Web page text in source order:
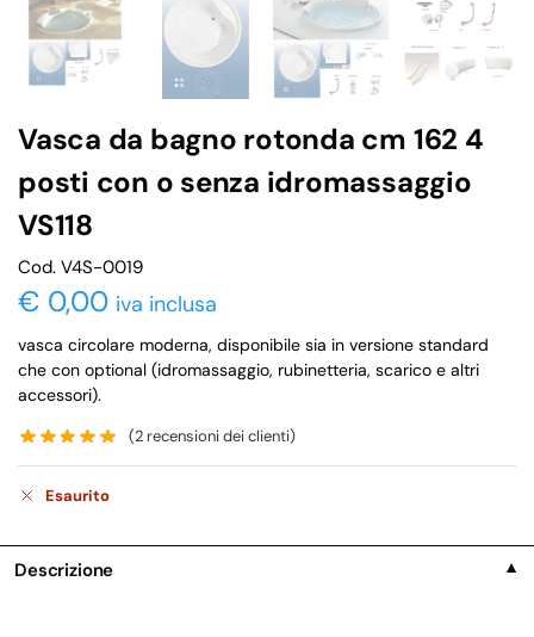
Vasca da bagno rotonda cm 162 4
posti con o senza idromassaggio
VS118
Cod. V4S-0019
€ 0,00 iva inclusa
vasca circolare moderna, disponibile sia in versione standard
che con optional (idromassaggio, rubinetteria, scarico e altri
accessori).
(2 recensioni dei clienti)
Esaurito
Descrizione ▼